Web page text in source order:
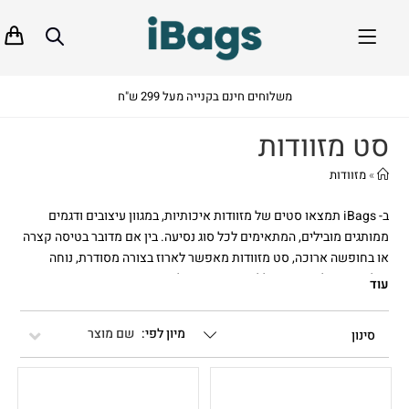
משלוחים חינם בקנייה מעל 299 ש"ח
סט מזוודות
»מזוודות
ב- iBags תמצאו סטים של מזוודות איכותיות, במגוון עיצובים ודגמים
ממותגים מובילים, המתאימים לכל סוג נסיעה. בין אם מדובר בטיסה קצרה
או בחופשה ארוכה, סט מזוודות מאפשר לארוז בצורה מסודרת, נוחה
ואלגנטית. כל הסטים כוללים מזוודות בגדלים שונים – קטנה, בינונית
היתרונות של סט מזוודות איכותי
רכישת סט מזוודות איכותי עם מספר מזוודות בגדלים שונים יחסוך לכם
עוד
סינון שם מוצר